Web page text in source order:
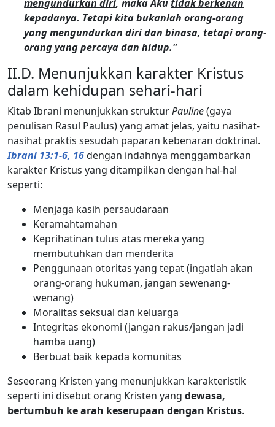
mengundurkan diri, maka Akutidak berkenan
kepadanya. Tetapi kita bukanlah orang-orang
yangmengundurkan diri dan binasa, tetapi orang-
orang yangpercaya dan hidup."
II.D. Menunjukkan karakter Kristus
dalam kehidupan sehari-hari
Kitab Ibrani menunjukkan strukturPauline(gaya
penulisan Rasul Paulus) yang amat jelas, yaitu nasihat-
nasihat praktis sesudah paparan kebenaran doktrinal.
Ibrani 13:1-6, 16dengan indahnya menggambarkan
karakter Kristus yang ditampilkan dengan hal-hal
seperti:
Menjaga kasih persaudaraan
Keramahtamahan
Keprihatinan tulus atas mereka yang
membutuhkan dan menderita
Penggunaan otoritas yang tepat (ingatlah akan
orang-orang hukuman, jangan sewenang-
wenang)
Moralitas seksual dan keluarga
Integritas ekonomi (jangan rakus/jangan jadi
hamba uang)
Berbuat baik kepada komunitas
Seseorang Kristen yang menunjukkan karakteristik
seperti ini disebut orang Kristen yang dewasa,
bertumbuh ke arah keserupaan dengan Kristus.